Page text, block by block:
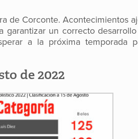
de Corconte. Acontecimientos
garantizar un correcto
a la próxima temporada
de 2022